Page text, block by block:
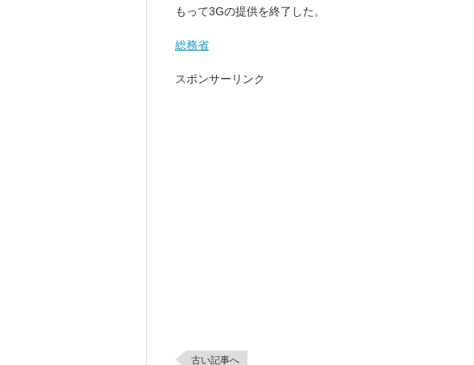
もって3Gの提供を終了した。
総務省
スポンサーリンク
古い記事へ